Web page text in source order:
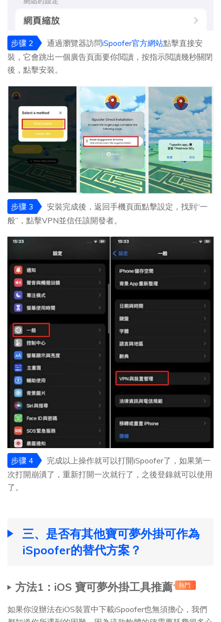
步骤 2 通過瀏覽器訪問iSpoofer官方網站點擊直接安
裝，它會跳出一個廣告頁面要你閲讀，按指示閲讀幾秒關閉
後，點擊安裝。
步骤 3
安裝完成後，返回手機頁面點擊設定，找到“一
般”，點擊VPN並信任該開發者。
步骤 4
完成以上操作就可以打開iSpoofer了，如果第一
次打開崩潰了，重新打開一次就行了，之後登錄就可以使用
了。
三、是否有其他寶可夢外掛可作為
iSpoofer的替代方案？
方法1：iOS 寶可夢外掛工具推薦 熱門
如果你沒辦法在iOS裝置中下載iSpoofer也無須擔心，我們